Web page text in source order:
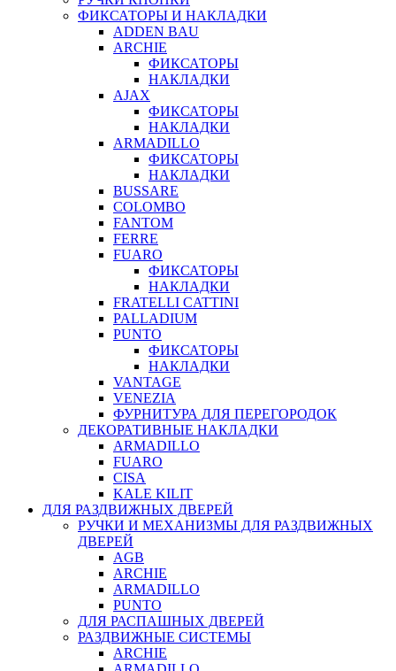
ФИКСАТОРЫ И НАКЛАДКИ
ADDEN BAU
ARCHIE
ФИКСАТОРЫ
НАКЛАДКИ
AJAX
ФИКСАТОРЫ
НАКЛАДКИ
ARMADILLO
ФИКСАТОРЫ
НАКЛАДКИ
BUSSARE
COLOMBO
FANTOM
FERRE
FUARO
ФИКСАТОРЫ
НАКЛАДКИ
FRATELLI CATTINI
PALLADIUM
PUNTO
ФИКСАТОРЫ
НАКЛАДКИ
VANTAGE
VENEZIA
ФУРНИТУРА ДЛЯ ПЕРЕГОРОДОК
ДЕКОРАТИВНЫЕ НАКЛАДКИ
ARMADILLO
FUARO
CISA
KALE KILIT
ДЛЯ РАЗДВИЖНЫХ ДВЕРЕЙ
РУЧКИ И МЕХАНИЗМЫ ДЛЯ РАЗДВИЖНЫХ
ДВЕРЕЙ
AGB
ARCHIE
ARMADILLO
PUNTO
ДЛЯ РАСПАШНЫХ ДВЕРЕЙ
РАЗДВИЖНЫЕ СИСТЕМЫ
ARCHIE